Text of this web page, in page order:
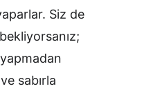
Siz de
sabırla